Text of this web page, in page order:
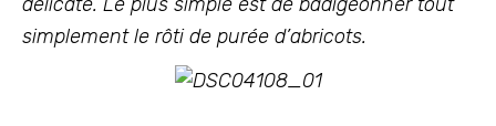
simplement le rôti de purée d’abricots.